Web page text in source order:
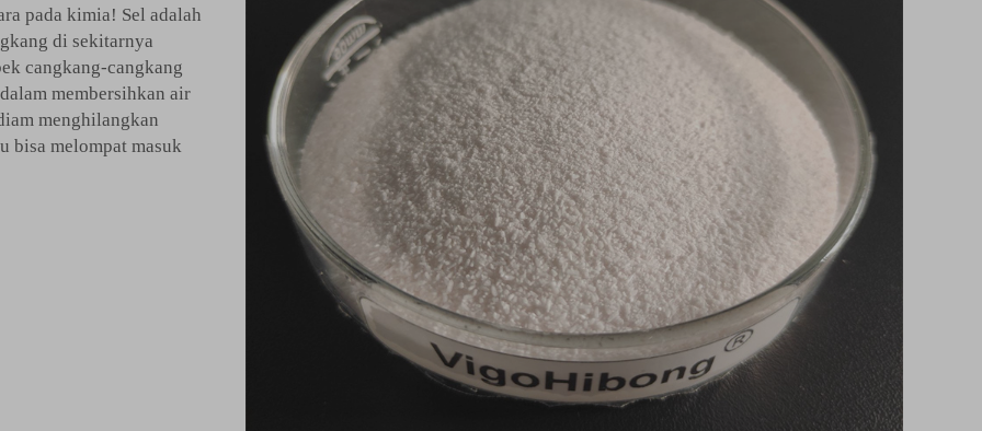
pada kimia! Sel adalah
di sekitarnya
cangkang-cangkang
membersihkan air
menghilangkan
bisa melompat masuk